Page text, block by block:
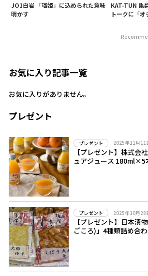
JO1白岩 「瑠姫」に込められた意味
明かす
KAT-TUN 亀
トークに「
お気に入り記事一覧
お気に入りがありません。
プレゼント
プレゼント 2025年11月11
【プレゼント】株式会
ュアジュース 180ml×5
プレゼント 2025年10月28
【プレゼント】日本漬
ごころ)」4種類詰め合